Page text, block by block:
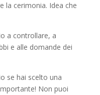
la cerimonia. Idea che
a controllare, a
e alle domande dei
se hai scelto una
Non puoi